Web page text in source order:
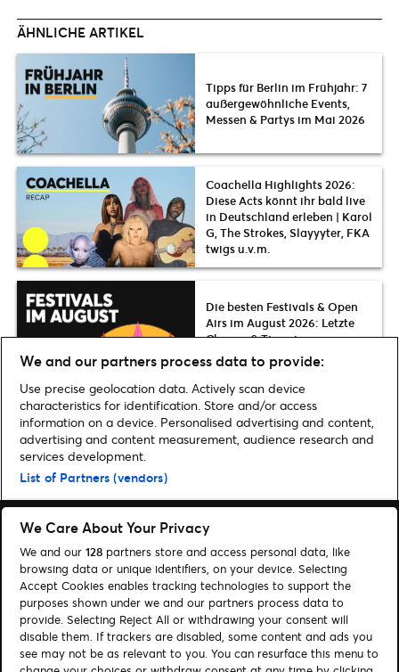
ÄHNLICHE ARTIKEL
Tipps für Berlin im Frühjahr: 7
außergewöhnliche Events,
Messen & Partys im Mai 2026
Coachella Highlights 2026:
Diese Acts könnt ihr bald live
in Deutschland erleben | Karol
G, The Strokes, Slayyyter, FKA
twigs u.v.m.
Die besten Festivals & Open
Airs im August 2026: Letzte
Chance & Tipps in ganz
Deutschland
Home Musik
Tipps für Aktivitäten in Berlin und Brandenburg in den
Herbstferien 2021 | Events für die ganze Familie
Suchen
Cookie-Einwilligungstool
Autor*innen
Kontakt
We and our partners process data to provide:
Use precise geolocation data. Actively scan device
characteristics for identification. Store and/or access
information on a device. Personalised advertising and content,
advertising and content measurement, audience research and
services development.
List of Partners (vendors)
We Care About Your Privacy
We and our 128 partners store and access personal data, like
browsing data or unique identifiers, on your device. Selecting
Accept Cookies enables tracking technologies to support the
purposes shown under we and our partners process data to
provide. Selecting Reject All or withdrawing your consent will
disable them. If trackers are disabled, some content and ads you
see may not be as relevant to you. You can resurface this menu to